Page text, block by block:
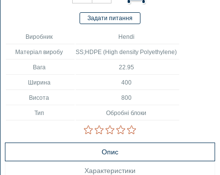
Виробник Hendi
Матеріал виробу SS;HDPE (High density Polyethylene)
Вага 22.95
Ширина 400
Висота 800
Тип Обробні блоки
Опис
Характеристики